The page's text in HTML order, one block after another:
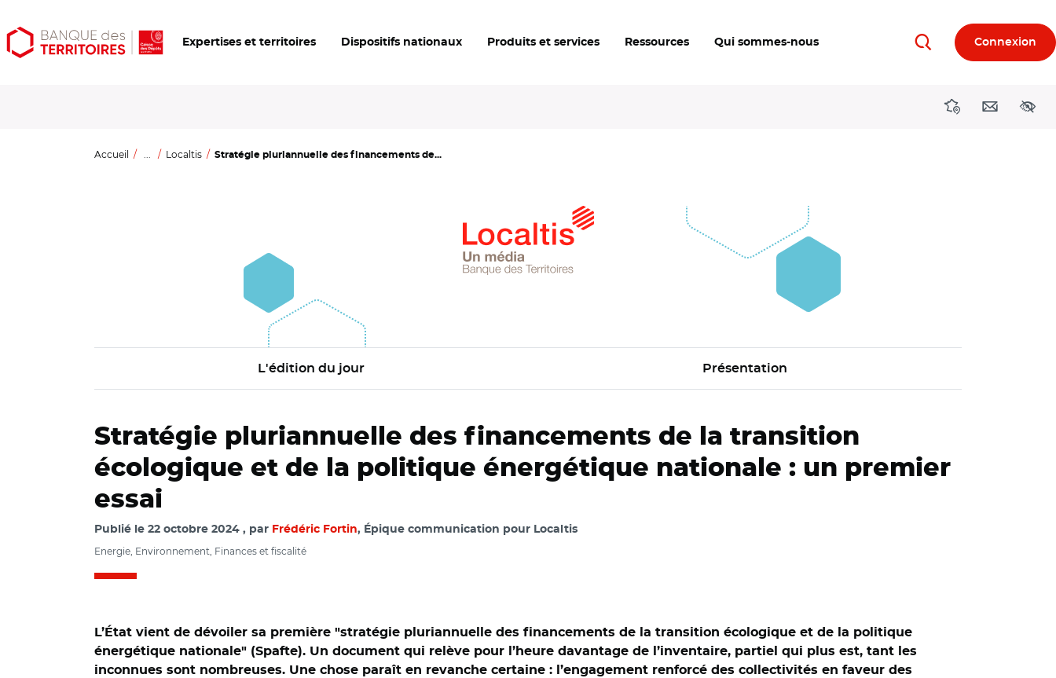
Aller
au
Aller
au
Ouvrir
les
Expertises et territoires Dispositifs nationaux Produits et services Ressources Qui sommes-nous RechercherConnexion
DirectionsContact
Accueil ... Localtis Stratégie pluriannuelle des financements de...
L'édition du jour Présentation
Stratégie pluriannuelle des financements de la transition
écologique et de la politique énergétique nationale : un premier
essai
Publié le 22 octobre 2024 par Frédéric Fortin, Épique communication pour Localtis
Energie, Environnement, Finances et fiscalité
L’État vient de dévoiler sa première "stratégie pluriannuelle des financements de la transition écologique et de la politique
énergétique nationale" (Spafte). Un document qui relève pour l’heure davantage de l’inventaire, partiel qui plus est, tant les
inconnues sont nombreuses. Une chose paraît en revanche certaine : l’engagement renforcé des collectivités en faveur des